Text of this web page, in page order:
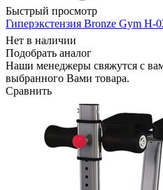
Быстрый просмотр
Гиперэкстензия Bronze Gym H-
Нет в наличии
Подобрать аналог
Наши менеджеры свяжутся с
выбранного Вами товара.
Сравнить